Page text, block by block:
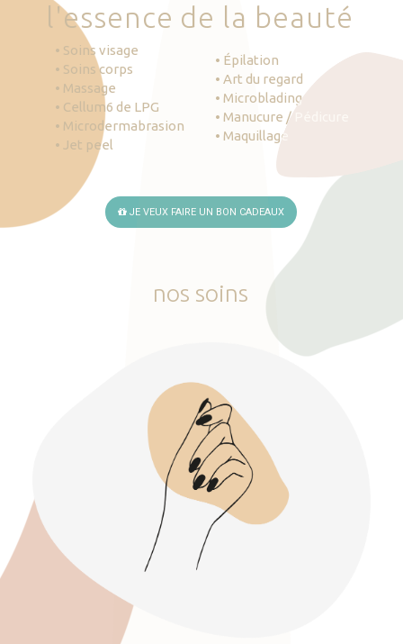
'essence de la beauté
• Soins visage
• Soins corps
• Massage
• Cellum6 de LPG
• Microdermabrasion
• Jet peel
• Épilation
• Art du regard
• Microblading
• Manucure / Pédicure
• Maquillage
JE VEUX FAIRE UN BON CADEAUX
nos soins